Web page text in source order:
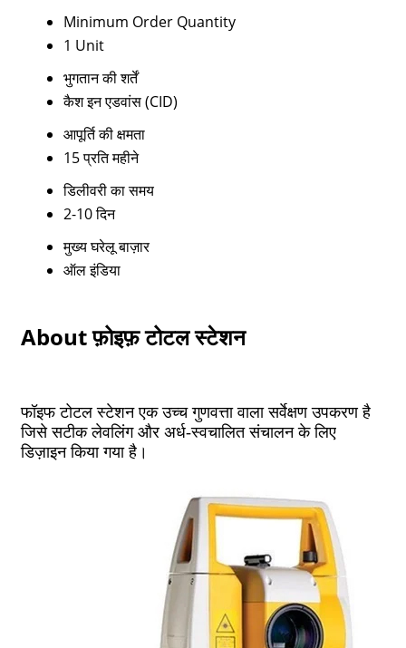
Minimum Order Quantity
1 Unit
भुगतान की शर्तें
कैश इन एडवांस (CID)
आपूर्ति की क्षमता
15 प्रति महीने
डिलीवरी का समय
2-10 दिन
मुख्य घरेलू बाज़ार
ऑल इंडिया
About फ़ोइफ़ टोटल स्टेशन
फॉइफ टोटल स्टेशन एक उच्च गुणवत्ता वाला सर्वेक्षण उपकरण है
जिसे सटीक लेवलिंग और अर्ध-स्वचालित संचालन के लिए
डिज़ाइन किया गया है।